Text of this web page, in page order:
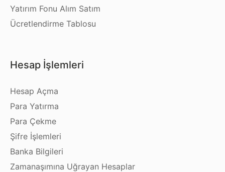
Yatırım Fonu Alım Satım
Ücretlendirme Tablosu
Hesap İşlemleri
Hesap Açma
Para Yatırma
Para Çekme
Şifre İşlemleri
Banka Bilgileri
Zamanaşımına Uğrayan Hesaplar